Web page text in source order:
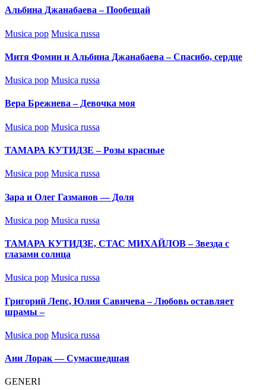
Альбина Джанабаева – Пообещай
Posted
Musica pop Musica russa
Митя Фомин и Альбина Джанабаева – Спасибо, сердце
Posted
Musica pop Musica russa
Вера Брежнева – Девочка моя
Posted
Musica pop Musica russa
ТАМАРА КУТИДЗЕ – Розы красные
Posted
Musica pop Musica russa
Зара и Олег Газманов — Доля
Posted
Musica pop Musica russa
ТАМАРА КУТИДЗЕ, СТАС МИХАЙЛОВ – Звезда с
глазами солнца
Posted
Musica pop Musica russa
Григорий Лепс, Юлия Савичева – Любовь оставляет
шрамы –
Posted
Musica pop Musica russa
Ани Лорак — Сумасшедшая
GENERI